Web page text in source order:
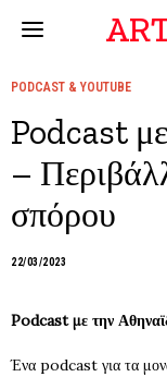
PODCAST & YOUTUBE
Podcast
–
σπόρου
22/03/2023
Podcast με την
Ένα podcast για τα